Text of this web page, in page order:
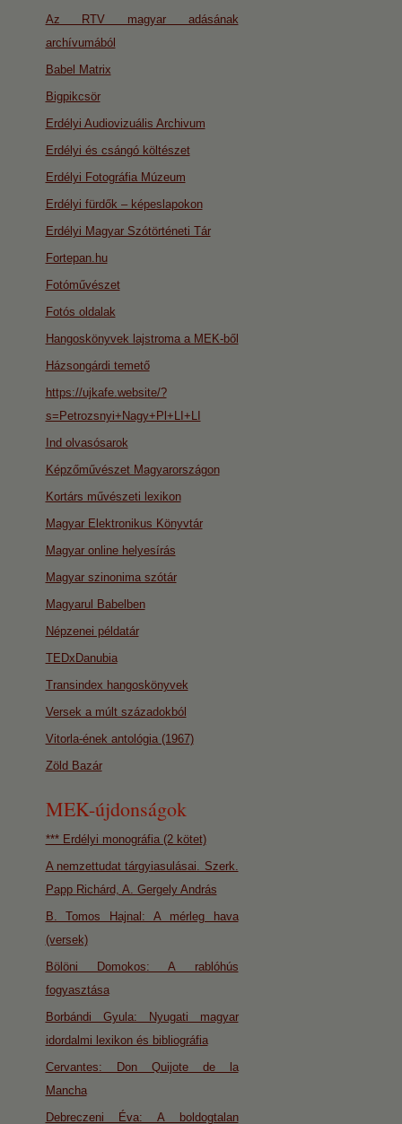
Az RTV magyar adásának
archívumából
Babel Matrix
Bigpikcsör
Erdélyi Audiovizuális Archivum
Erdélyi és csángó költészet
Erdélyi Fotográfia Múzeum
Erdélyi fürdők – képeslapokon
Erdélyi Magyar Szótörténeti Tár
Fortepan.hu
Fotóművészet
Fotós oldalak
Hangoskönyvek lajstroma a MEK-ből
Házsongárdi temető
https://ujkafe.website/?
s=Petrozsnyi+Nagy+Pl+LI+LI
Ind olvasósarok
Képzőművészet Magyarországon
Kortárs művészeti lexikon
Magyar Elektronikus Könyvtár
Magyar online helyesírás
Magyar szinonima szótár
Magyarul Babelben
Népzenei példatár
TEDxDanubia
Transindex hangoskönyvek
Versek a múlt századokból
Vitorla-ének antológia (1967)
Zöld Bazár
MEK-újdonságok
*** Erdélyi monográfia (2 kötet)
A nemzettudat tárgyiasulásai. Szerk.
Papp Richárd, A. Gergely András
B. Tomos Hajnal: A mérleg hava
(versek)
Bölöni Domokos: A rablóhús
fogyasztása
Borbándi Gyula: Nyugati magyar
idordalmi lexikon és bibliográfia
Cervantes: Don Quijote de la
Mancha
Debreczeni Éva: A boldogtalan